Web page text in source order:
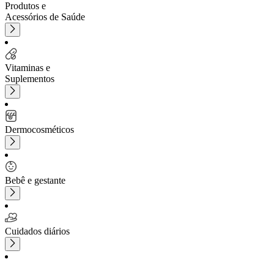
Produtos e
Acessórios de Saúde
Vitaminas e
Suplementos
Dermocosméticos
Bebê e gestante
Cuidados diários